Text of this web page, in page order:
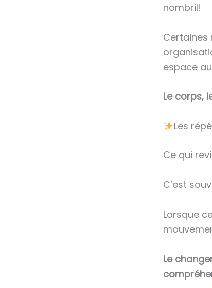
nombril!
Certaines
espace
Le corps,
Les
Ce qui
C’est
Lorsque
Le